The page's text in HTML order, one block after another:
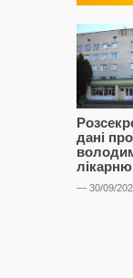
дані про
лікарню
— 30/09/